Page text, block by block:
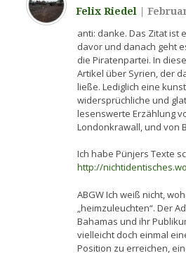
Felix Riedel |
anti: danke. Das Zitat ist
davor und danach geht
die Piratenpartei. In
Artikel über Syrien, der
ließe. Lediglich eine
widersprüchliche und
lesenswerte Erzählung
Londonkrawall, und von
Ich habe Pünjers Texte
http://
ABGW Ich weiß nicht,
„heimzuleuchten“. Der
Bahamas und ihr
vielleicht doch einmal
Position zu erreichen,